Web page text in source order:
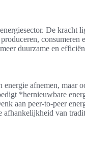
De kracht
consumeren
duurzame en
afnemen, maar
*hernieuwbare
aan peer-to-peer
afhankelijkheid van